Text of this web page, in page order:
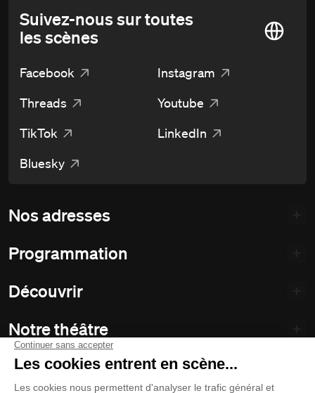
Suivez-nous sur toutes
les scènes
Facebook
Instagram
Threads
Youtube
TikTok
LinkedIn
Bluesky
Nos adresses
Programmation
Découvrir
Notre théâtre
Philanthropie et partenariats